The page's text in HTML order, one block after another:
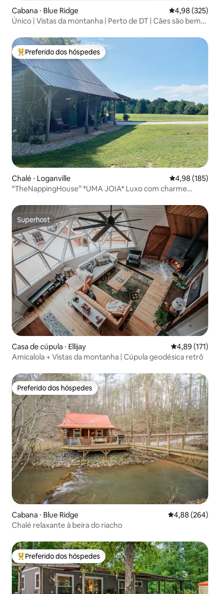
Cabana ⋅ Blue Ridge 4,98 de uma
4,98 (325)
Único | Vistas da montanha | Perto de DT | Cães são bem-
Entre os melhores preferidos dos hóspedes
Preferido dos hóspedes
Chalé ⋅ Loganville 4,98 de uma
4,98 (185)
“TheNappingHouse” *UMA JOIA* Luxo com charme
Superhost
Superhost
Casa de cúpula ⋅ Ellijay 4,89 de uma
4,89 (171)
Amicalola + Vistas da montanha | Cúpula geodésica retrô
Preferido dos hóspedes
Preferido dos hóspedes
Cabana ⋅ Blue Ridge 4,88 de uma
4,88 (264)
Chalé relaxante à beira do riacho
Entre os melhores preferidos dos hóspedes
Preferido dos hóspedes